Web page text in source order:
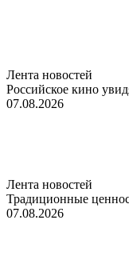
Лента новостей
Российское кино
07.08.2026
Лента новостей
Традиционные
07.08.2026